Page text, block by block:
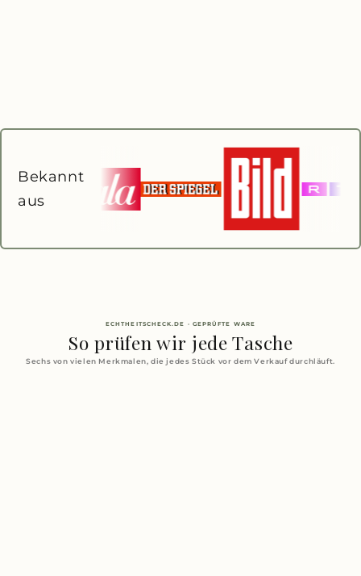
Bekannt
aus
ECHTHEITSCHECK.DE · GEPRÜFTE WARE
So prüfen wir jede Tasche
Sechs von vielen Merkmalen, die jedes Stück vor dem Verkauf durchläuft.